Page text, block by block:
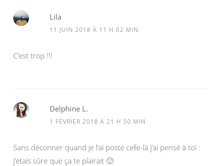
Lila
11 JUIN 2018 À 11 H 02 MIN
C’est trop !!!
Delphine L.
1 FÉVRIER 2018 À 21 H 50 MIN
Sans déconner quand je l’ai posté celle-là j’ai pensé à toi :
j’étais sûre que ça te plairait 🙂